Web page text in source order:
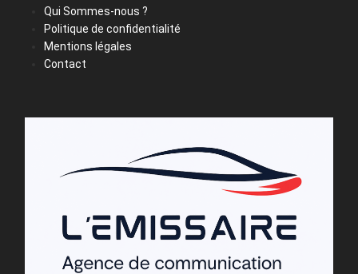
Qui Sommes-nous ?
Politique de confidentialité
Mentions légales
Contact